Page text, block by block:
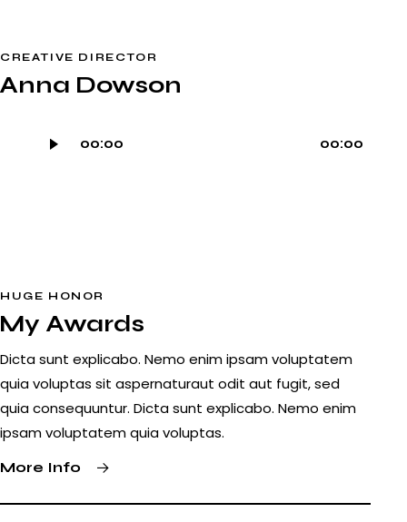
CREATIVE DIRECTOR
Anna Dowson
00:00 00:00
HUGE HONOR
My Awards
Dicta sunt explicabo. Nemo enim ipsam voluptatem
quia voluptas sit aspernaturaut odit aut fugit, sed
quia consequuntur. Dicta sunt explicabo. Nemo enim
ipsam voluptatem quia voluptas.
More Info